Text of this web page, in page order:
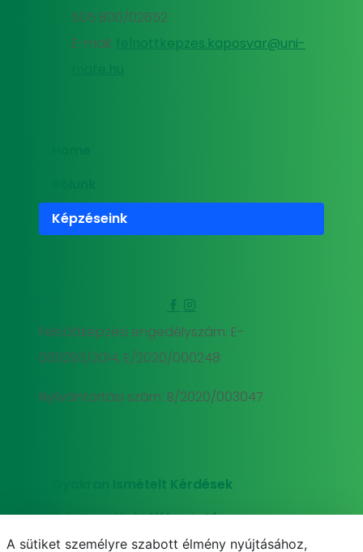
505 800/02652
E-mail:
felnottkepzes.kaposvar@uni-
Képzéseink
Felnőttképzési engedélyszám: E-
000293/2014, E/2020/000248
Nyilvántartási szám: B/2020/003047
Gyakran Ismételt Kérdések
Adatkezelési tájékoztató
A sütiket személyre szabott élmény nyújtásához,